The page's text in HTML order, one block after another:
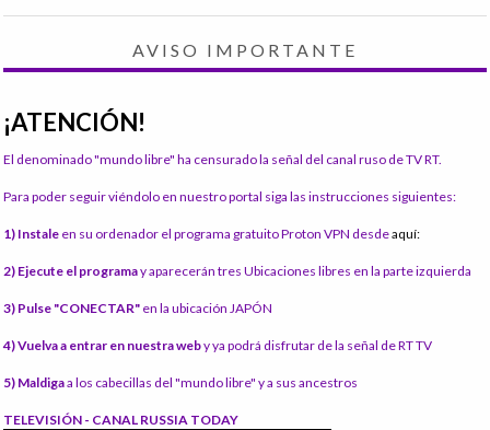
AVISO IMPORTANTE
¡ATENCIÓN!
El denominado "mundo libre" ha censurado la señal del canal ruso de TV RT.
Para poder seguir viéndolo en nuestro portal siga las instrucciones siguientes:
1) Instale en su ordenador el programa gratuito Proton VPN desdeaquí:
2) Ejecute el programay aparecerán tres Ubicaciones libres en la parte izquierda
3) Pulse "CONECTAR" en la ubicación JAPÓN
4) Vuelva a entrar en nuestra weby ya podrá disfrutar de la señal de RT TV
5) Maldigaa los cabecillas del "mundo libre" y a sus ancestros
TELEVISIÓN - CANAL RUSSIA TODAY